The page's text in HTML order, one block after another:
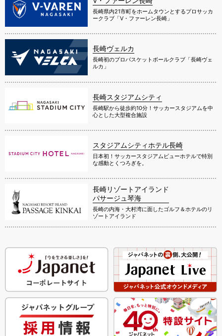
長崎県内21市町をホームタウンとするプロサッカ
ークラブ「V・ファーレン長崎」
長崎ヴェルカ
長崎初のプロバスケットボールクラブ「長崎ヴェ
ルカ」
長崎スタジアムシティ
長崎駅から徒歩約10分！サッカースタジアムを中
心とした大型複合施設
スタジアムシティホテル長崎
日本初！サッカースタジアムビューホテルで特別
な感動とくつろぎを。
長崎リゾートアイランド
パサージュ琴海
長崎の内海・大村湾に面したゴルフ＆ホテルのリ
ゾートアイランド